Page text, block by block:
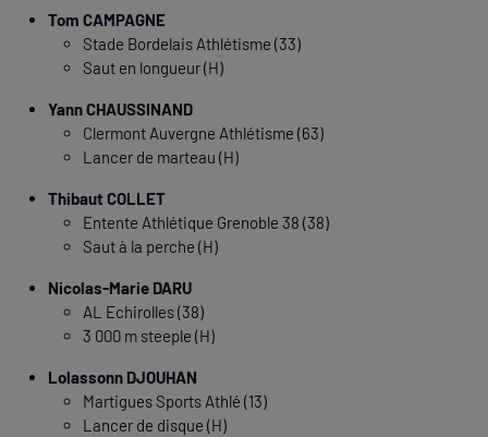
Tom CAMPAGNE
Stade Bordelais Athlétisme (33)
Saut en longueur (H)
Yann CHAUSSINAND
Clermont Auvergne Athlétisme (63)
Lancer de marteau (H)
Thibaut COLLET
Entente Athlétique Grenoble 38 (38)
Saut à la perche (H)
Nicolas-Marie DARU
AL Echirolles (38)
3 000 m steeple (H)
Lolassonn DJOUHAN
Martigues Sports Athlé (13)
Lancer de disque (H)